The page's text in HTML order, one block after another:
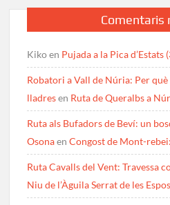
Comentaris
Kikoen Pujada a la Pica
Robatori a Vall de Núria: Per
lladresen Ruta de Queralbs a
Ruta als Bufadors de Beví: un
OsonaenCongost de Mont-
Ruta Cavalls del Vent: Travessa
Niu de l’Àguila Serrat de les